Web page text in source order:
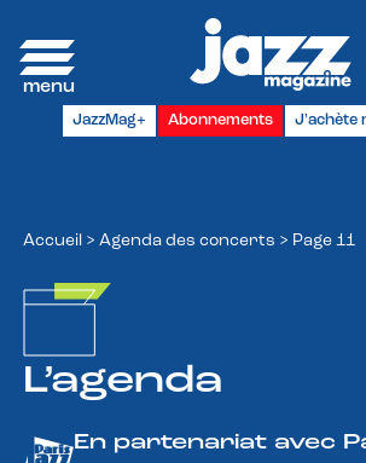
JazzMag+ Abonnements J'achète
Accueil > Agenda des concerts > Page 11
L’agenda
En partenariat avec